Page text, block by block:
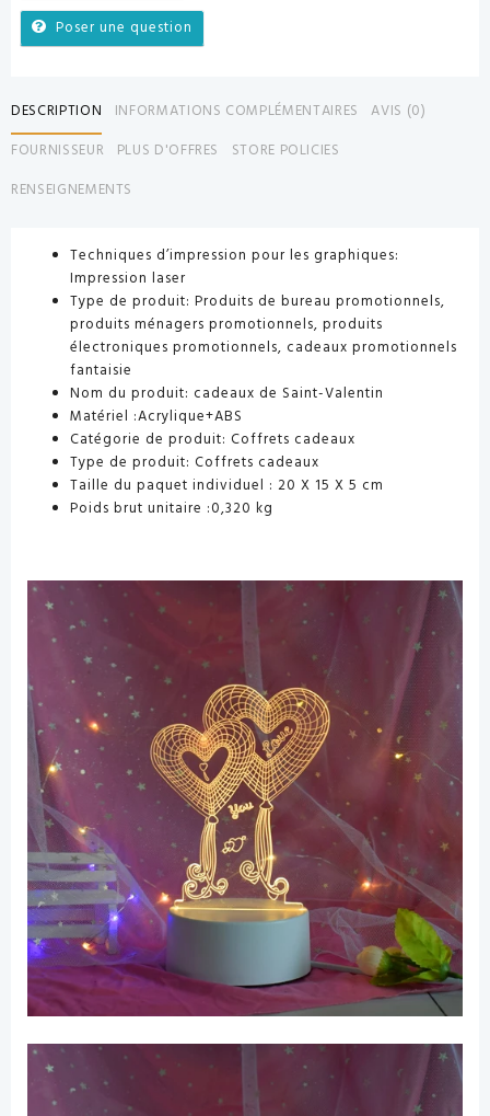
Poser une question
DESCRIPTION INFORMATIONS COMPLÉMENTAIRES
AVIS (0)
FOURNISSEUR
PLUS D'OFFRES
STORE POLICIES
RENSEIGNEMENTS
Techniques d’impression pour les graphiques:
Impression laser
Type de produit: Produits de bureau promotionnels,
produits ménagers promotionnels, produits
électroniques promotionnels, cadeaux promotionnels
fantaisie
Nom du produit: cadeaux de Saint-Valentin
Matériel :Acrylique+ABS
Catégorie de produit: Coffrets cadeaux
Type de produit: Coffrets cadeaux
Taille du paquet individuel : 20 X 15 X 5 cm
Poids brut unitaire :0,320 kg